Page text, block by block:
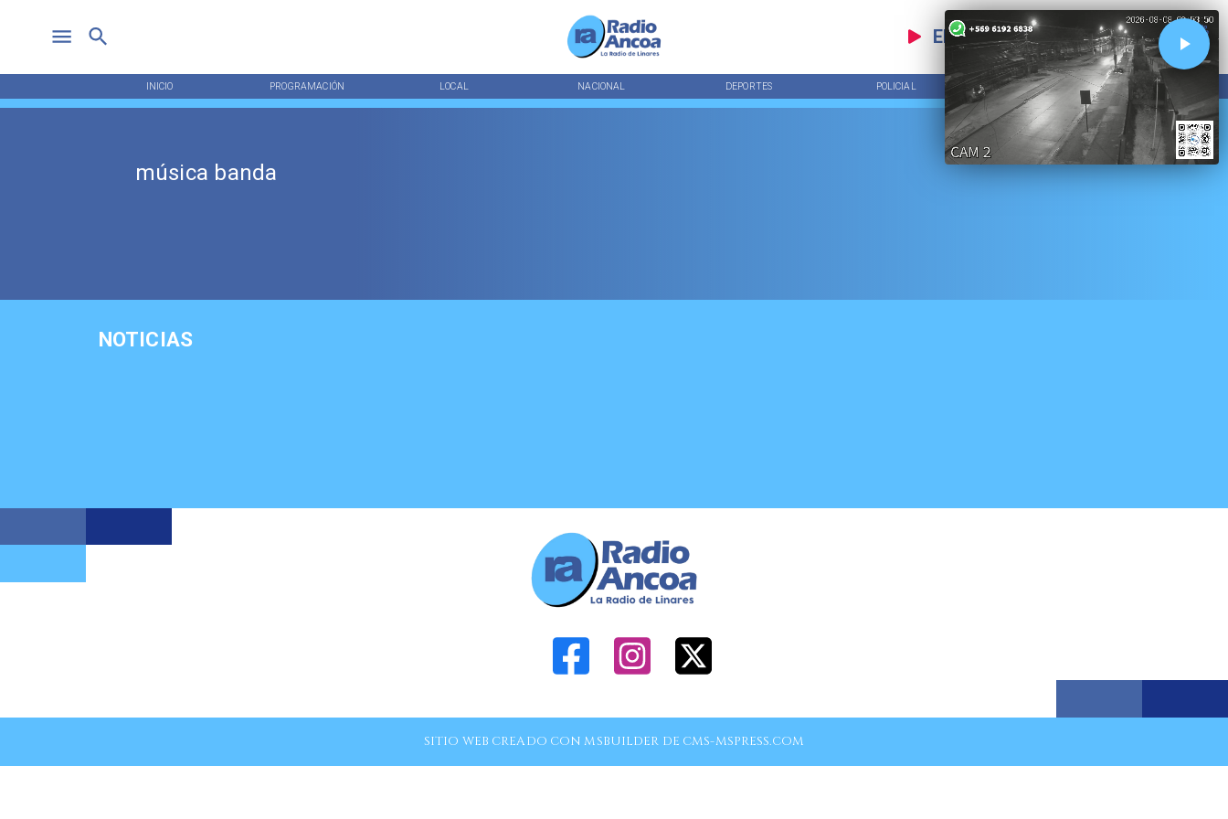
EN VIVO
INICIO PROGRAMACIÓN LOCAL NACIONAL DEPORTES POLICIAL TENDENCIAS
música banda
NOTICIAS
SITIO WEB CREADO CON MSBUILDER DE CMS-MSPRESS.COM